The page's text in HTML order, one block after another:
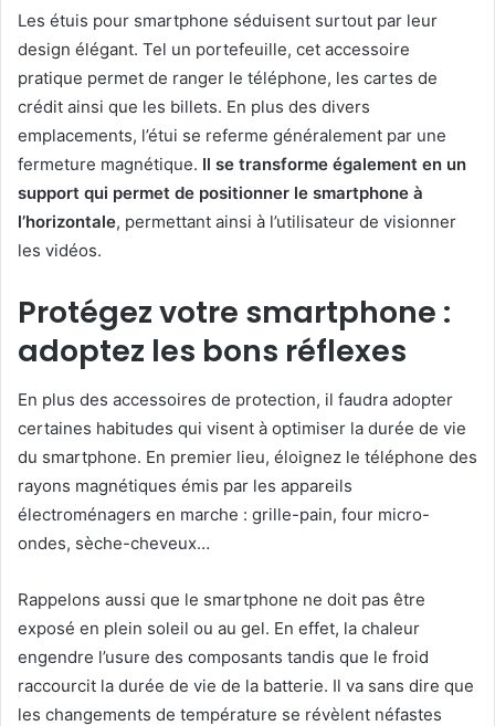
Les étuis pour smartphone séduisent surtout par leur
design élégant. Tel un portefeuille, cet accessoire
pratique permet de ranger le téléphone, les cartes de
crédit ainsi que les billets. En plus des divers
emplacements, l’étui se referme généralement par une
fermeture magnétique. Il se transforme également en un
support qui permet de positionner le smartphone à
l’horizontale, permettant ainsi à l’utilisateur de visionner
les vidéos.
Protégez votre smartphone :
adoptez les bons réflexes
En plus des accessoires de protection, il faudra adopter
certaines habitudes qui visent à optimiser la durée de vie
du smartphone. En premier lieu, éloignez le téléphone des
rayons magnétiques émis par les appareils
électroménagers en marche : grille-pain, four micro-
ondes, sèche-cheveux…
Rappelons aussi que le smartphone ne doit pas être
exposé en plein soleil ou au gel. En effet, la chaleur
engendre l’usure des composants tandis que le froid
raccourcit la durée de vie de la batterie. Il va sans dire que
les changements de température se révèlent néfastes